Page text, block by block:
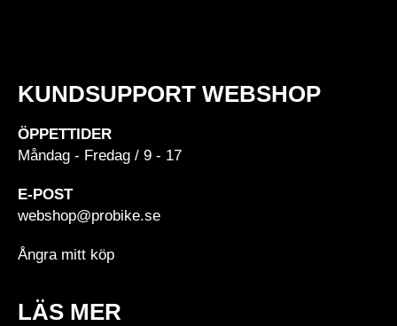
KUNDSUPPORT WEBSHOP
ÖPPETTIDER
Måndag - Fredag / 9 - 17
E-POST
webshop@probike.se
Ångra mitt köp
LÄS MER